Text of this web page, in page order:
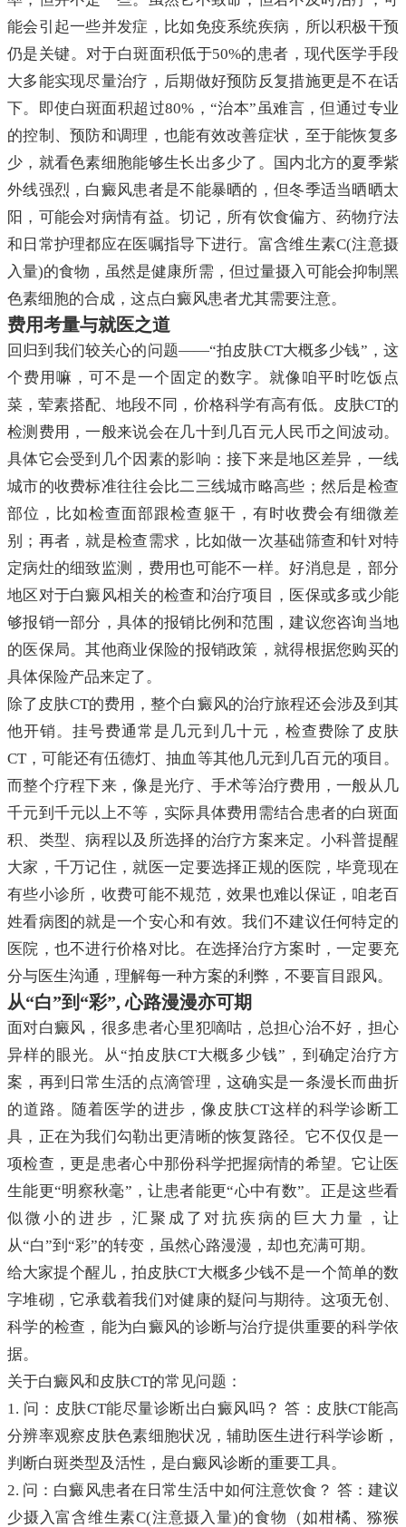
能会引起一些并发症，比如免疫系统疾病，所以积极干预
仍是关键。对于白斑面积低于50%的患者，现代医学手段
大多能实现尽量治疗，后期做好预防反复措施更是不在话
下。即使白斑面积超过80%，“治本”虽难言，但通过专业
的控制、预防和调理，也能有效改善症状，至于能恢复多
少，就看色素细胞能够生长出多少了。国内北方的夏季紫
外线强烈，白癜风患者是不能暴晒的，但冬季适当晒晒太
阳，可能会对病情有益。切记，所有饮食偏方、药物疗法
和日常护理都应在医嘱指导下进行。富含维生素C(注意摄
入量)的食物，虽然是健康所需，但过量摄入可能会抑制黑
色素细胞的合成，这点白癜风患者尤其需要注意。
费用考量与就医之道
回归到我们较关心的问题——“拍皮肤CT大概多少钱”，这
个费用嘛，可不是一个固定的数字。就像咱平时吃饭点
菜，荤素搭配、地段不同，价格科学有高有低。皮肤CT的
检测费用，一般来说会在几十到几百元人民币之间波动。
具体它会受到几个因素的影响：接下来是地区差异，一线
城市的收费标准往往会比二三线城市略高些；然后是检查
部位，比如检查面部跟检查躯干，有时收费会有细微差
别；再者，就是检查需求，比如做一次基础筛查和针对特
定病灶的细致监测，费用也可能不一样。好消息是，部分
地区对于白癜风相关的检查和治疗项目，医保或多或少能
够报销一部分，具体的报销比例和范围，建议您咨询当地
的医保局。其他商业保险的报销政策，就得根据您购买的
具体保险产品来定了。
除了皮肤CT的费用，整个白癜风的治疗旅程还会涉及到其
他开销。挂号费通常是几元到几十元，检查费除了皮肤
CT，可能还有伍德灯、抽血等其他几元到几百元的项目。
而整个疗程下来，像是光疗、手术等治疗费用，一般从几
千元到千元以上不等，实际具体费用需结合患者的白斑面
积、类型、病程以及所选择的治疗方案来定。小科普提醒
大家，千万记住，就医一定要选择正规的医院，毕竟现在
有些小诊所，收费可能不规范，效果也难以保证，咱老百
姓看病图的就是一个安心和有效。我们不建议任何特定的
医院，也不进行价格对比。在选择治疗方案时，一定要充
分与医生沟通，理解每一种方案的利弊，不要盲目跟风。
从“白”到“彩”, 心路漫漫亦可期
面对白癜风，很多患者心里犯嘀咕，总担心治不好，担心
异样的眼光。从“拍皮肤CT大概多少钱”，到确定治疗方
案，再到日常生活的点滴管理，这确实是一条漫长而曲折
的道路。随着医学的进步，像皮肤CT这样的科学诊断工
具，正在为我们勾勒出更清晰的恢复路径。它不仅仅是一
项检查，更是患者心中那份科学把握病情的希望。它让医
生能更“明察秋毫”，让患者能更“心中有数”。正是这些看
似微小的进步，汇聚成了对抗疾病的巨大力量，让
从“白”到“彩”的转变，虽然心路漫漫，却也充满可期。
给大家提个醒儿，拍皮肤CT大概多少钱不是一个简单的数
字堆砌，它承载着我们对健康的疑问与期待。这项无创、
科学的检查，能为白癜风的诊断与治疗提供重要的科学依
据。
关于白癜风和皮肤CT的常见问题：
1. 问：皮肤CT能尽量诊断出白癜风吗？ 答：皮肤CT能高
分辨率观察皮肤色素细胞状况，辅助医生进行科学诊断，
判断白斑类型及活性，是白癜风诊断的重要工具。
2. 问：白癜风患者在日常生活中如何注意饮食？ 答：建议
少摄入富含维生素C(注意摄入量)的食物（如柑橘、猕猴